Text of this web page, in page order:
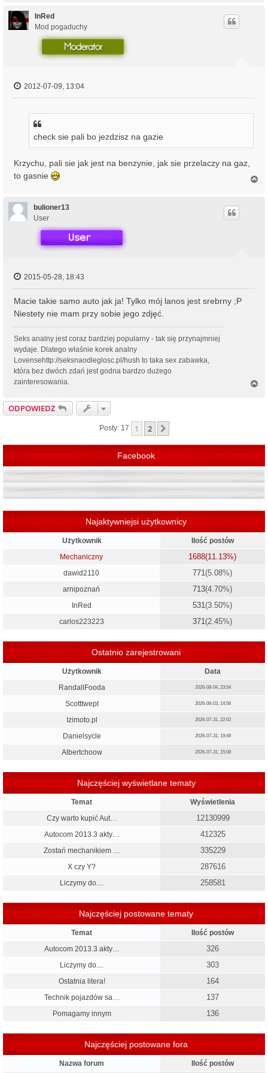
InRed
Mod pogaduchy
2012-07-09, 13:04
check sie pali bo jezdzisz na gazie
Krzychu, pali sie jak jest na benzynie, jak sie przelaczy na gaz,
to gasnie
bulioner13
User
2015-05-28, 18:43
Macie takie samo auto jak ja! Tylko mój lanos jest srebrny ;P
Niestety nie mam przy sobie jego zdjęć.
Seks analny jest coraz bardziej popularny - tak się przynajmniej
wydaje. Dlatego właśnie korek analny
Lovensehttp://seksnaodleglosc.pl/hush to taka sex zabawka,
która bez dwóch zdań jest godna bardzo dużego
zainteresowania.
ODPOWIEDZ
Posty: 17 1 2
Facebook
Najaktywniejsi użytkownicy
Użytkownik
Ilość postów
Mechaniczny
1688(11.13%)
dawid2110 771(5.08%)
arnipoznań 713(4.70%)
InRed 531(3.50%)
carlos223223 371(2.45%)
Ostatnio zarejestrowani
Użytkownik
Data
RandallFooda
2026-08-04, 23:54
Scotttwept 2026-08-03, 14:56
Izimoto.pl 2026-07-31, 22:02
Danielsycle 2026-07-31, 19:49
Albertchoow 2026-07-31, 15:08
Najczęściej wyświetlane tematy
Temat
Wyświetlenia
Czy warto kupić Aut…
12130999
Autocom 2013.3 akty… 412325
Zostań mechanikiem … 335229
X czy Y? 287616
Liczymy do.... 258581
Najczęściej postowane tematy
Temat
Ilość postów
Autocom 2013.3 akty…
326
Liczymy do.... 303
Ostatnia litera! 164
Technik pojazdów sa… 137
Pomagamy innym 136
Najczęściej postowane fora
Nazwa forum
Ilość postów